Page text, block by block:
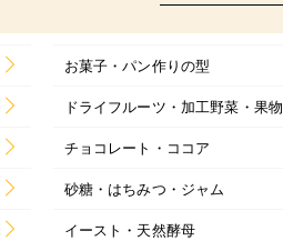
お菓子・パン作りの型
ドライフルーツ・加工野菜・果物
チョコレート・ココア
砂糖・はちみつ・ジャム
イースト・天然酵母